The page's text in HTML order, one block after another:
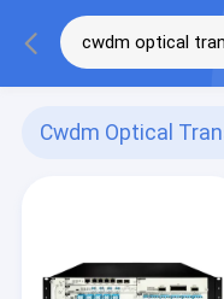
Cwdm Optical